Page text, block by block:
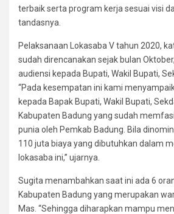
terbaik serta program kerja sesuai visi
tandasnya.
Pelaksanaan Lokasaba V tahun 2020,
sudah direncanakan sejak bulan
audiensi kepada Bupati, Wakil Bupati,
“Pada kesempatan ini kami
kepada Bapak Bupati, Wakil Bupati,
Kabupaten Badung yang sudah
punia oleh Pemkab Badung. Bila
110 juta biaya yang dibutuhkan dalam
lokasaba ini,” ujarnya.
Sugita menambahkan saat ini ada 6
Kabupaten Badung yang merupakan
Mas. “Sehingga diharapkan mampu